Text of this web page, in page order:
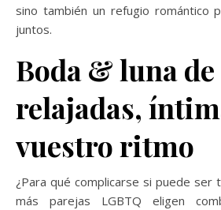
sino también un refugio romántico
juntos.
Boda & luna
relajadas,
vuestro ritmo
¿Para qué complicarse si puede ser
más parejas LGBTQ eligen